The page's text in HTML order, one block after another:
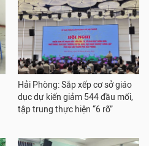
Hải Phòng: Sắp xếp cơ sở giáo
dục dự kiến giảm 544 đầu mối,
tập trung thực hiện “6 rõ”